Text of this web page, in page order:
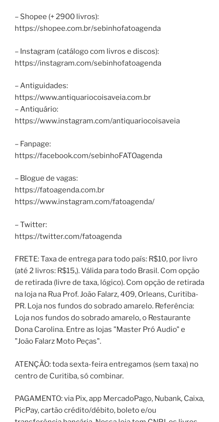
– Shopee (+ 2900 livros):
https://shopee.com.br/sebinhofatoagenda
– Instagram (catálogo com livros e discos):
https://instagram.com/sebinhofatoagenda
– Antiguidades:
https://www.antiquariocoisaveia.com.br
– Antiquário:
https://www.instagram.com/antiquariocoisaveia
– Fanpage:
https://facebook.com/sebinhoFATOagenda
– Blogue de vagas:
https://fatoagenda.com.br
https://www.instagram.com/fatoagenda/
– Twitter:
https://twitter.com/fatoagenda
FRETE: Taxa de entrega para todo país: R$10, por livro
(até 2 livros: R$15,). Válida para todo Brasil. Com opção
de retirada (livre de taxa, lógico). Com opção de retirada
na loja na Rua Prof. João Falarz, 409, Orleans, Curitiba-
PR. Loja nos fundos do sobrado amarelo. Referência:
Loja nos fundos do sobrado amarelo, o Restaurante
Dona Carolina. Entre as lojas "Master Pró Audio" e
"João Falarz Moto Peças".
ATENÇÃO: toda sexta-feira entregamos (sem taxa) no
centro de Curitiba, só combinar.
PAGAMENTO: via Pix, app MercadoPago, Nubank, Caixa,
PicPay, cartão crédito/débito, boleto e/ou